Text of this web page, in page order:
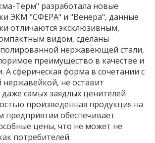
Терм" разработала новые
ЭКМ "СФЕРА" и "Венера", данные
отличаются эксклюзивным,
видом, сделаны
нержавеющей стали,
преимущество в качестве и
А сферическая форма в сочетании с
не оставит
самых заядлых ценителей
произведенная продукция на
предприятии обеспечивает
цены, что не может не
потребителей.